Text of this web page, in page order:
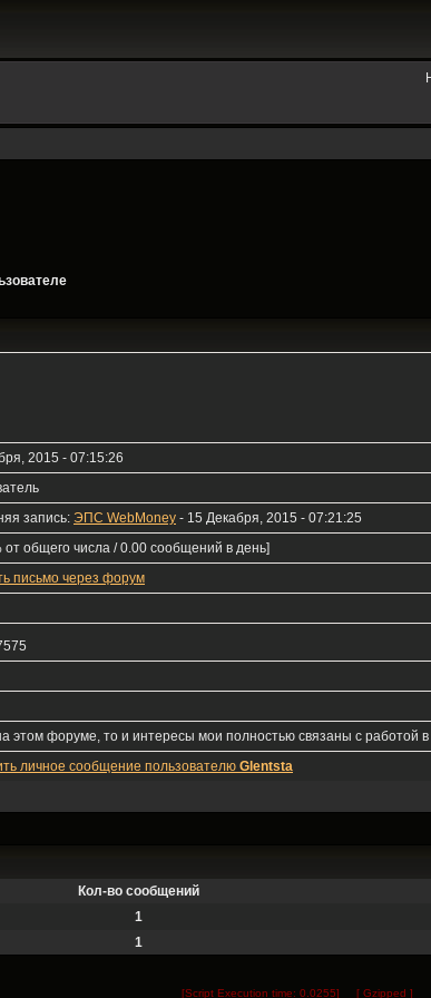
2015 - 07:15:26
запись: ЭПС WebMoney - 15 Декабря, 2015 - 07:21:25
от общего числа / 0.00 сообщений в день]
письмо через форум
этом форуме, то и интересы мои полностью связаны с работой в
личное сообщение пользователю Glentsta
Кол-во сообщений
1
1
[Script Execution time: 0.0255] [ Gzipped ]